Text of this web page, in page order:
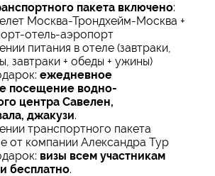
пакета включено:
Москва-Трондхейм-Москва +
отель-аэропорт
питания в отеле (завтраки,
завтраки + обеды + ужины)
ежедневное
посещение водно-
центра Савелен,
джакузи.
транспортного пакета
от компании Александра Тур
визы всем участникам
бесплатно.